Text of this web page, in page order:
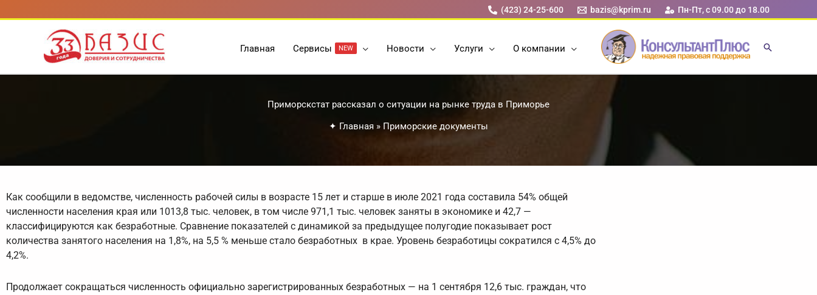
к
содержимому
(423) 24-25-600 bazis@kprim.ru Пн-Пт, с 09.00 до 18.00
Главная Cервисы NEW Новости Услуги О компании
Приморскстат рассказал о ситуации на рынке труда в Приморье
✦ Главная » Приморские документы
Как сообщили в ведомстве, численность рабочей силы в возрасте 15 лет и старше в июле 2021 года составила 54% общей
численности населения края или 1013,8 тыс. человек, в том числе 971,1 тыс. человек заняты в экономике и 42,7 —
классифицируются как безработные. Сравнение показателей с динамикой за предыдущее полугодие показывает рост
количества занятого населения на 1,8%, на 5,5 % меньше стало безработных в крае. Уровень безработицы сократился с 4,5% до
4,2%.
Продолжает сокращаться численность официально зарегистрированных безработных — на 1 сентября 12,6 тыс. граждан, что